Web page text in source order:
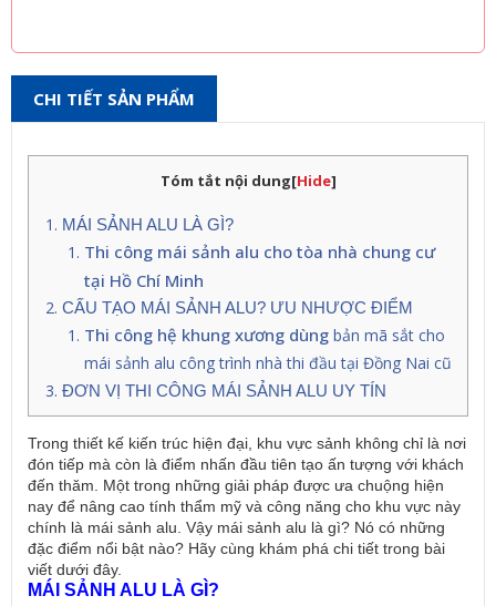
CHI TIẾT SẢN PHẨM
Tóm tắt nội dung[Hide]
MÁI SẢNH ALU LÀ GÌ?
Thi công mái sảnh alu cho tòa nhà chung cư
tại Hồ Chí Minh
CẤU TẠO MÁI SẢNH ALU? ƯU NHƯỢC ĐIỂM
Thi công hệ khung xương dùng bản mã sắt cho
mái sảnh alu công trình nhà thi đầu tại Đồng Nai cũ
ĐƠN VỊ THI CÔNG MÁI SẢNH ALU UY TÍN
Trong thiết kế kiến trúc hiện đại, khu vực sảnh không chỉ là nơi
đón tiếp mà còn là điểm nhấn đầu tiên tạo ấn tượng với khách
đến thăm. Một trong những giải pháp được ưa chuộng hiện
nay để nâng cao tính thẩm mỹ và công năng cho khu vực này
chính là mái sảnh alu. Vậy mái sảnh alu là gì? Nó có những
đặc điểm nổi bật nào? Hãy cùng khám phá chi tiết trong bài
viết dưới đây.
MÁI SẢNH ALU LÀ GÌ?